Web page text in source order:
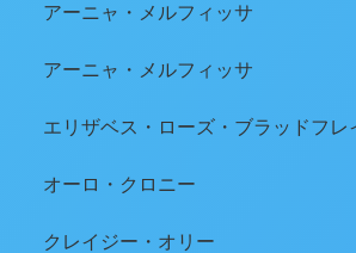
アーニャ・メルフィッサ
アーニャ・メルフィッサ
エリザベス・ローズ・ブラッドフレ
オーロ・クロニー
クレイジー・オリー